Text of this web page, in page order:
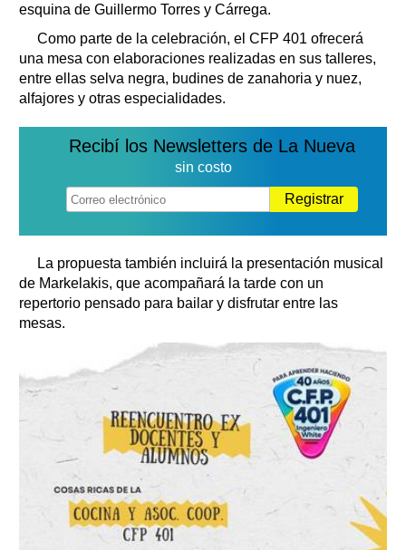
esquina de Guillermo Torres y Cárrega.
Como parte de la celebración, el CFP 401 ofrecerá
una mesa con elaboraciones realizadas en sus talleres,
entre ellas selva negra, budines de zanahoria y nuez,
alfajores y otras especialidades.
Recibí los Newsletters de La Nueva
sin costo
Registrar
La propuesta también incluirá la presentación musical
de Markelakis, que acompañará la tarde con un
repertorio pensado para bailar y disfrutar entre las
mesas.